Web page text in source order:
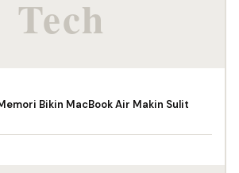
Bikin MacBook Air Makin Sulit